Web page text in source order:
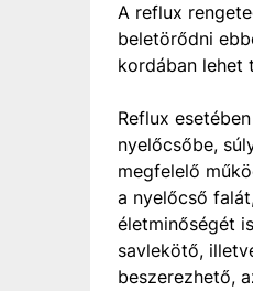
A reflux
beletörődni
kordában lehet
Reflux
nyelőcsőbe,
megfelelő
a nyelőcső
életminőségét
savlekötő,
beszerezhető,